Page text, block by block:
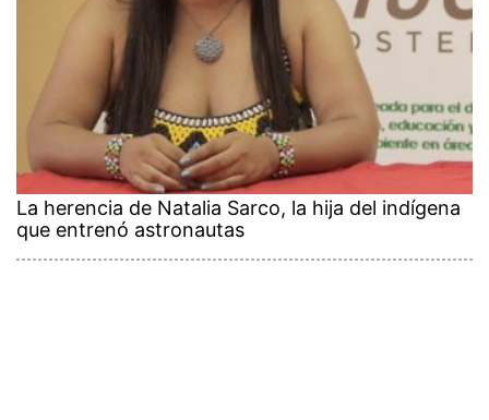
La herencia de Natalia Sarco, la hija del indígena
que entrenó astronautas